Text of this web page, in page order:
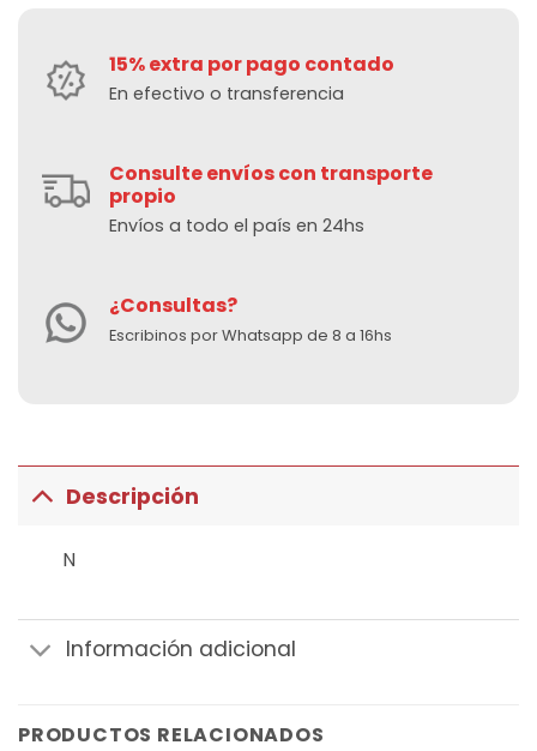
15% extra por pago contado
En efectivo o transferencia
Consulte envíos con transporte
propio
Envíos a todo el país en 24hs
¿Consultas?
Escribinos por Whatsapp de 8 a 16hs
Descripción
N
Información adicional
PRODUCTOS RELACIONADOS